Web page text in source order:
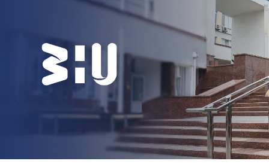
БІБЛІОТЕКА
НОВИНИ